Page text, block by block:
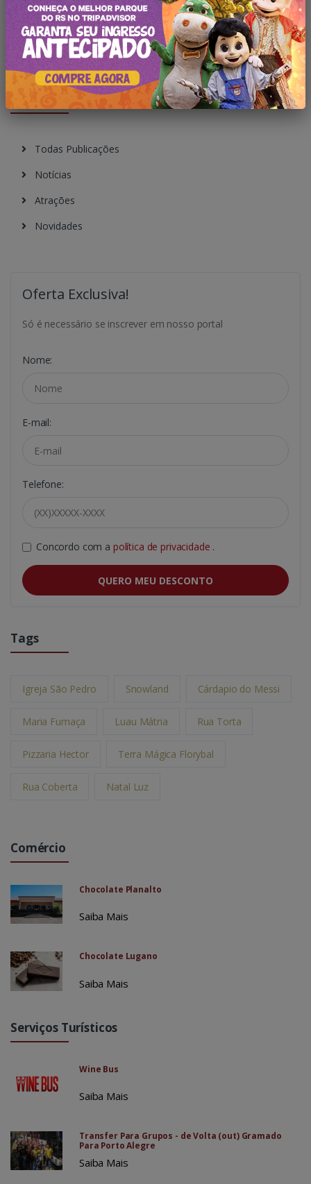
Pesquisar no Blog
Categorias
Todas Publicações
Notícias
Atrações
Novidades
Oferta Exclusiva!
Só é necessário se inscrever em nosso portal
Nome:
E-mail:
Telefone:
Concordo com a política de privacidade .
QUERO MEU DESCONTO
Tags
Igreja São Pedro Snowland Cárdapio do Messi
Maria Fumaça Luau Mátria Rua Torta
Pizzaria Hector Terra Mágica Florybal
Rua Coberta Natal Luz
Comércio
Chocolate Planalto
Saiba Mais
Chocolate Lugano
Saiba Mais
Serviços Turísticos
Wine Bus
Saiba Mais
Transfer Para Grupos - de Volta (out) Gramado
Para Porto Alegre
Saiba Mais